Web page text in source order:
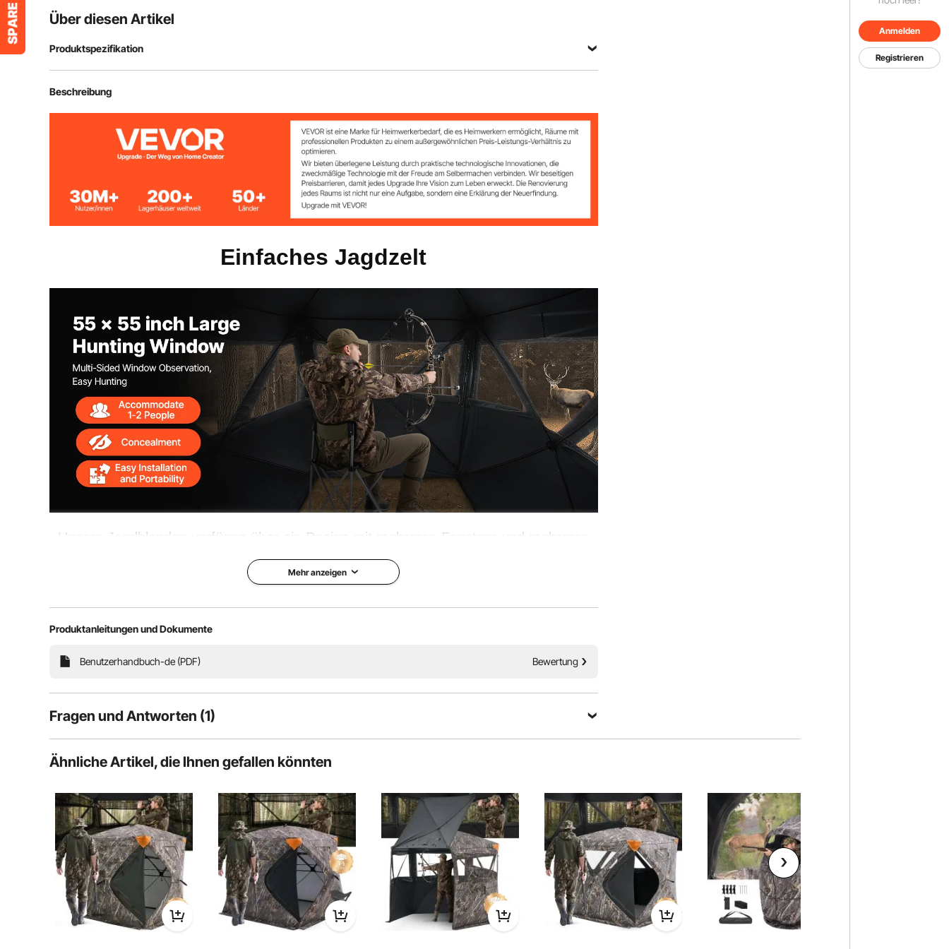
Anmelden
Registrieren
Über diesen Artikel
Produktspezifikation
Artikelmodellnummer
Hauptmaterial Wasserdichtes 150D-Tarngewebe
5,58 kg / 12,29 lbs
Produktabmessungen 1410 x 1410 x 1700 mm / 55,51 x 55,91 x 66,69 Zoll
Beschreibung
Einfaches Jagdzelt
Unsere Jagdblenden verfügen über ein Design mit mehreren Fenstern und mehreren
Betrachtungswinkeln, das eine ungehinderte Sicht bietet, sodass Sie Tiere problemlos
beobachten und präzise Schüsse abgeben können.
Still
Mehr anzeigen
Produktanleitungen und Dokumente
Benutzerhandbuch-de (PDF) Bewertung
Fragen und Antworten (1)
1 Fragen
Sortieren nach：Ausgewählte Fragen
F: Was ist der Untershcied zwischen Perspektivischer Stil und Fenster/Masche?
Diese Frage beantworten
A: Das quadratische Fenster besteht aus gewöhnlichem Netz und das durchsichtige Fenster aus PVC-Netz mit unterschiedlichen
Festigkeitsgraden.
Von vevoran Dez 18, 2024
Hilfreich (0)
Ähnliche Artikel, die Ihnen gefallen könnten